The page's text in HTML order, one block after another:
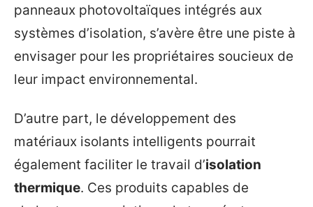
panneaux photovoltaïques intégrés aux
systèmes d’isolation, s’avère être une piste à
envisager pour les propriétaires soucieux de
leur impact environnemental.
D’autre part, le développement des
matériaux isolants intelligents pourrait
également faciliter le travail d’isolation
thermique. Ces produits capables de